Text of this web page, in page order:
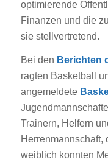
optimierende
Finanzen und die
sie stellvertretend.
Bei den Berichten
ragten Basketball
angemeldete
Trainern, Helfern
Herrenmannschaft,
weiblich konnten